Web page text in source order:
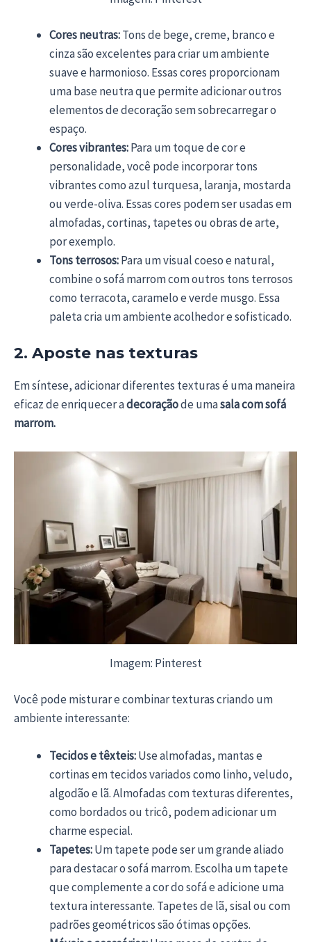
Cores neutras:Tons de bege, creme, branco e
cinza são excelentes para criar um ambiente
suave e harmonioso. Essas cores proporcionam
uma base neutra que permite adicionar outros
elementos de decoração sem sobrecarregar o
espaço.
Cores vibrantes:Para um toque de cor e
personalidade, você pode incorporar tons
vibrantes como azul turquesa, laranja, mostarda
ou verde-oliva. Essas cores podem ser usadas em
almofadas, cortinas, tapetes ou obras de arte,
por exemplo.
Tons terrosos:Para um visual coeso e natural,
combine o sofá marrom com outros tons terrosos
como terracota, caramelo e verde musgo. Essa
paleta cria um ambiente acolhedor e sofisticado.
2. Aposte nas texturas
Em síntese, adicionar diferentes texturas é uma maneira
eficaz de enriquecer adecoraçãode umasala com sofá
marrom.
Imagem: Pinterest
Você pode misturar e combinar texturas criando um
ambiente interessante:
Tecidos e têxteis:Use almofadas, mantas e
cortinas em tecidos variados como linho, veludo,
algodão e lã. Almofadas com texturas diferentes,
como bordados ou tricô, podem adicionar um
charme especial.
Tapetes:Um tapete pode ser um grande aliado
para destacar o sofá marrom. Escolha um tapete
que complemente a cor do sofá e adicione uma
textura interessante. Tapetes de lã, sisal ou com
padrões geométricos são ótimas opções.